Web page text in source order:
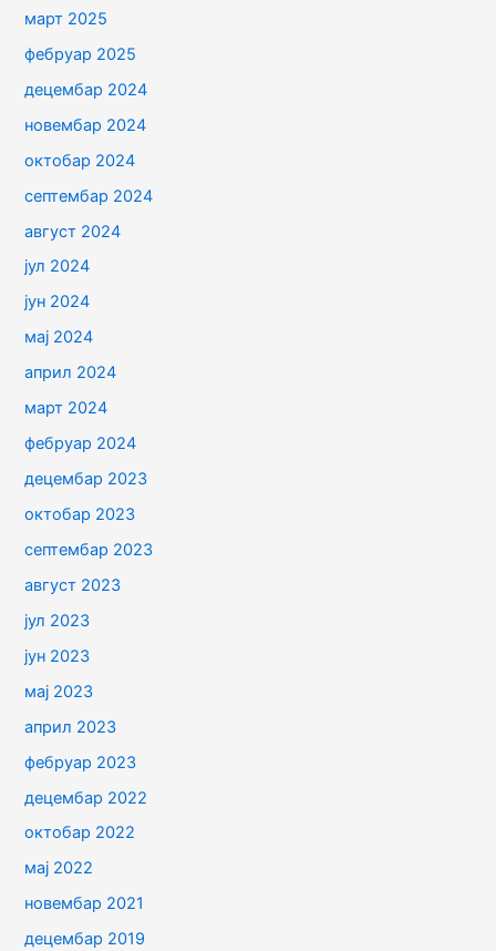
март 2025
фебруар 2025
децембар 2024
новембар 2024
октобар 2024
септембар 2024
август 2024
јул 2024
јун 2024
мај 2024
април 2024
март 2024
фебруар 2024
децембар 2023
октобар 2023
септембар 2023
август 2023
јул 2023
јун 2023
мај 2023
април 2023
фебруар 2023
децембар 2022
октобар 2022
мај 2022
новембар 2021
децембар 2019